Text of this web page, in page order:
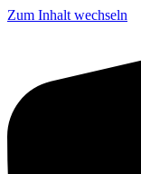
Zum Inhalt wechseln